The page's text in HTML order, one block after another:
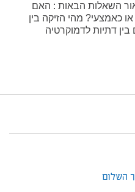
השאלות הבאות : האם
כאמצעי? מהי הזיקה בין
דתיות לדמוקרטיה
השלום